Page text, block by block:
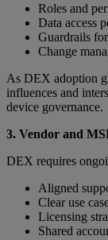
Roles and
Data access
Guardrails
Change
As DEX adoption
influences and
device governance.
3. Vendor and
DEX requires
Aligned
Clear use
Licensing
Shared